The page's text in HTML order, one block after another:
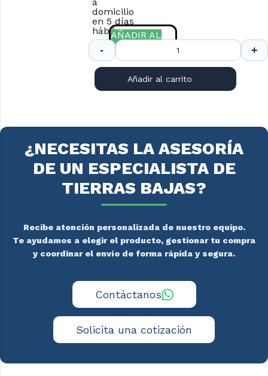
domicilio
en 5 días
hábiles.AÑADIR AL
COTIZADOR.
Añadir al carrito
¿NECESITAS LA ASESORÍA
DE UN ESPECIALISTA DE
TIERRAS BAJAS?
Recibe atención personalizada de nuestro equipo.
Te ayudamos a elegir el producto, gestionar tu compra
y coordinar el envío de forma rápida y segura.
Contáctanos
Solicita una cotización